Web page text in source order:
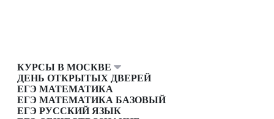
КУРСЫ В МОСКВЕ
ДЕНЬ ОТКРЫТЫХ ДВЕРЕЙ
ЕГЭ МАТЕМАТИКА
ЕГЭ МАТЕМАТИКА БАЗОВЫЙ
ЕГЭ РУССКИЙ ЯЗЫК